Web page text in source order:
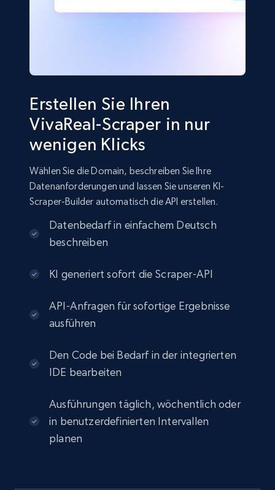
Erstellen Sie Ihren
VivaReal-Scraper in nur
wenigen Klicks
Wählen Sie die Domain, beschreiben Sie Ihre
Datenanforderungen und lassen Sie unseren KI-
Scraper-Builder automatisch die API erstellen.
Datenbedarf in einfachem Deutsch
beschreiben
KI generiert sofort die Scraper-API
API-Anfragen für sofortige Ergebnisse
ausführen
Den Code bei Bedarf in der integrierten
IDE bearbeiten
Ausführungen täglich, wöchentlich oder
in benutzerdefinierten Intervallen
planen